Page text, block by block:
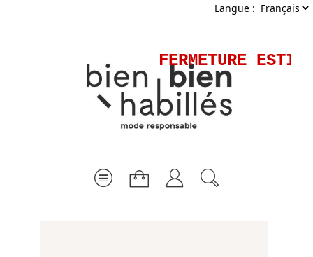
Langue :
FERMETURE